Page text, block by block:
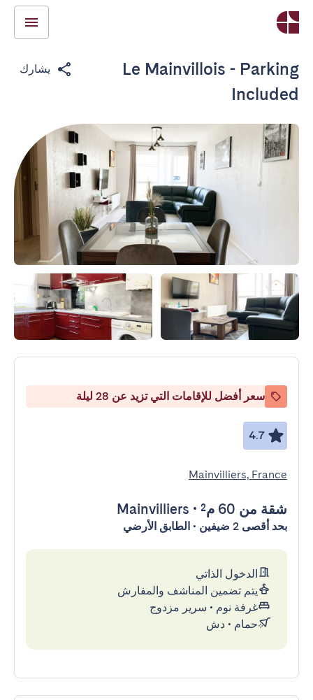
Le Mainvillois - Parking
Included
يشارك
سعر أفضل للإقامات التي تزيد عن 28 ليلة
4.7
Mainvilliers, France
شقة من 60 م² •
Mainvilliers
بحد أقصى 2 ضيفين • الطابق الأرضي
الدخول الذاتي
يتم تضمين المناشف والمفارش
غرفة نوم • سرير مزدوج
حمام • دش